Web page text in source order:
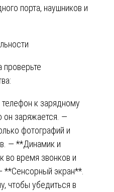
порта, наушников и
проверьте
к зарядному
он заряжается. —
фотографий и
— **Динамик и
во время звонков и
**Сенсорный экран**.
чтобы убедиться в